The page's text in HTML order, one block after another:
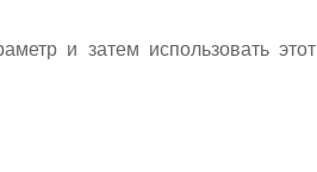
и затем использовать этот